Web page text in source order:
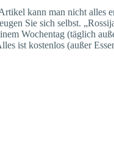
kann man nicht alles
Sie sich selbst.
Wochentag (täglich
ist kostenlos (außer